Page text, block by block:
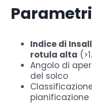
Indice di
rotula alta
Angolo di
del solco